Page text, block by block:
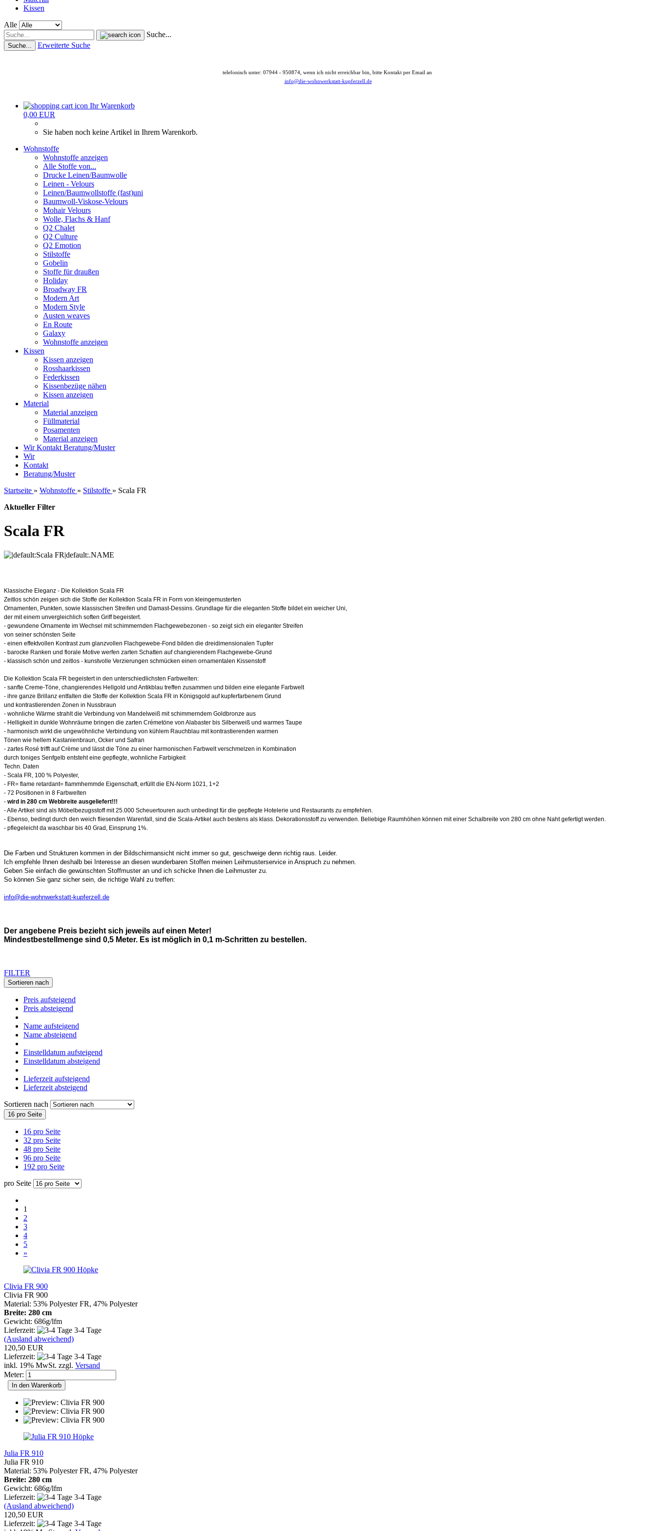
Kissen
Alle
Suche...
Suche... Erweiterte Suche
telefonisch unter: 07944 - 950874, wenn ich nicht erreichbar bin, bitte Kontakt per Email an
info@die-wohnwerkstatt-kupferzell.de
Ihr Warenkorb
0,00 EUR
Sie haben noch keine Artikel in Ihrem Warenkorb.
Wohnstoffe
Wohnstoffe anzeigen
Alle Stoffe von...
Drucke Leinen/Baumwolle
Leinen - Velours
Leinen/Baumwollstoffe (fast)uni
Baumwoll-Viskose-Velours
Mohair Velours
Wolle, Flachs & Hanf
Q2 Chalet
Q2 Culture
Q2 Emotion
Stilstoffe
Gobelin
Stoffe für draußen
Holiday
Broadway FR
Modern Art
Modern Style
Austen weaves
En Route
Galaxy
Wohnstoffe anzeigen
Kissen
Kissen anzeigen
Rosshaarkissen
Federkissen
Kissenbezüge nähen
Kissen anzeigen
Material
Material anzeigen
Füllmaterial
Posamenten
Material anzeigen
WirKontakt Beratung/Muster
Wir
Kontakt
Beratung/Muster
Startseite » Wohnstoffe » Stilstoffe » Scala FR
Aktueller Filter
Scala FR
Klassische Eleganz - Die Kollektion Scala FR
Zeitlos schön zeigen sich die Stoffe der Kollektion Scala FR in Form von kleingemusterten
Ornamenten, Punkten, sowie klassischen Streifen und Damast-Dessins. Grundlage für die eleganten Stoffe bildet ein weicher Uni,
der mit einem unvergleichlich soften Griff begeistert.
- gewundene Ornamente im Wechsel mit schimmernden Flachgewebezonen - so zeigt sich ein eleganter Streifen
von seiner schönsten Seite
- einen effektvollen Kontrast zum glanzvollen Flachgewebe-Fond bilden die dreidimensionalen Tupfer
- barocke Ranken und florale Motive werfen zarten Schatten auf changierendem Flachgewebe-Grund
- klassisch schön und zeitlos - kunstvolle Verzierungen schmücken einen ornamentalen Kissenstoff
Die Kollektion Scala FR begeistert in den unterschiedlichsten Farbwelten:
- sanfte Creme-Töne, changierendes Hellgold und Antikblau treffen zusammen und bilden eine elegante Farbwelt
- ihre ganze Brillanz entfalten die Stoffe der Kollektion Scala FR in Königsgold auf kupferfarbenem Grund
und kontrastierenden Zonen in Nussbraun
- wohnliche Wärme strahlt die Verbindung von Mandelweiß mit schimmerndem Goldbronze aus
- Helligkeit in dunkle Wohnräume bringen die zarten Crémetöne von Alabaster bis Silberweiß und warmes Taupe
- harmonisch wirkt die ungewöhnliche Verbindung von kühlem Rauchblau mit kontrastierenden warmen
Tönen wie hellem Kastanienbraun, Ocker und Safran
- zartes Rosé trifft auf Crème und lässt die Töne zu einer harmonischen Farbwelt verschmelzen in Kombination
durch toniges Senfgelb entsteht eine gepflegte, wohnliche Farbigkeit
Techn. Daten
- Scala FR, 100 % Polyester,
- FR= flame retardant= flammhemmde Eigenschaft, erfüllt die EN-Norm 1021, 1+2
- 72 Positionen in 8 Farbwelten
- wird in 280 cm Webbreite ausgeliefert!!!
- Alle Artikel sind als Möbelbezugsstoff mit 25.000 Scheuertouren auch unbedingt für die gepflegte Hotelerie und Restaurants zu empfehlen.
- Ebenso, bedingt durch den weich fliesenden Warenfall, sind die Scala-Artikel auch bestens als klass. Dekorationsstoff zu verwenden. Beliebige Raumhöhen können mit einer Schalbreite von 280 cm ohne Naht gefertigt werden.
- pflegeleicht da waschbar bis 40 Grad, Einsprung 1%.
Die Farben und Strukturen kommen in der Bildschirmansicht nicht immer so gut, geschweige denn richtig raus. Leider.
Ich empfehle Ihnen deshalb bei Interesse an diesen wunderbaren Stoffen meinen Leihmusterservice in Anspruch zu nehmen.
Geben Sie einfach die gewünschten Stoffmuster an und ich schicke Ihnen die Leihmuster zu.
So können Sie ganz sicher sein, die richtige Wahl zu treffen:
info@die-wohnwerkstatt-kupferzell.de
Der angebene Preis bezieht sich jeweils auf einen Meter!
Mindestbestellmenge sind 0,5 Meter. Es ist möglich in 0,1 m-Schritten zu bestellen.
FILTER
Sortieren nach
Preis aufsteigend
Preis absteigend
Name aufsteigend
Name absteigend
Einstelldatum aufsteigend
Einstelldatum absteigend
Lieferzeit aufsteigend
Lieferzeit absteigend
Sortieren nach
16 pro Seite
16 pro Seite
32 pro Seite
48 pro Seite
96 pro Seite
192 pro Seite
pro Seite
1
2
3
4
5
»
Höpke
Clivia FR 900
Clivia FR 900
Material: 53% Polyester FR, 47% Polyester
Breite: 280 cm
Gewicht: 686g/lfm
Lieferzeit:
3-4 Tage
(Ausland abweichend)
120,50 EUR
Lieferzeit:
3-4 Tage
inkl. 19% MwSt. zzgl. Versand
Meter:
In den Warenkorb
Höpke
Julia FR 910
Julia FR 910
Material: 53% Polyester FR, 47% Polyester
Breite: 280 cm
Gewicht: 686g/lfm
Lieferzeit:
3-4 Tage
(Ausland abweichend)
120,50 EUR
Lieferzeit:
3-4 Tage